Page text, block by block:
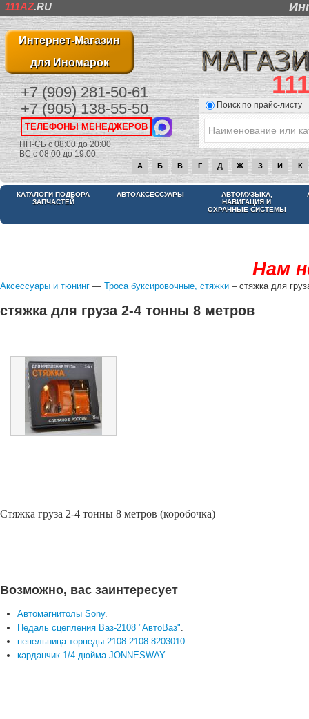
111AZ.RU
Интернет-Магазин
для Иномарок
+7 (909) 281-50-61
+7 (905) 138-55-50
ТЕЛЕФОНЫ МЕНЕДЖЕРОВ
ПН-СБ с 08:00 до 20:00
ВС с 08:00 до 19:00
Поиск по прайс-листу
А Б В Г Д Ж З И К
КАТАЛОГИ ПОДБОРА
ЗАПЧАСТЕЙ
АВТОАКСЕССУАРЫ
АВТОМУЗЫКА,
НАВИГАЦИЯ И
ОХРАННЫЕ СИСТЕМЫ
Нам
Аксессуары и тюнинг — Троса буксировочные, стяжки – стяжка для
стяжка для груза 2-4 тонны 8 метров
Стяжка груза 2-4 тонны 8 метров (коробочка)
Возможно, вас заинтересует
Автомагнитолы Sony.
Педаль сцепления Ваз-2108 "АвтоВаз".
пепельница торпеды 2108 2108-8203010.
карданчик 1/4 дюйма JONNESWAY.